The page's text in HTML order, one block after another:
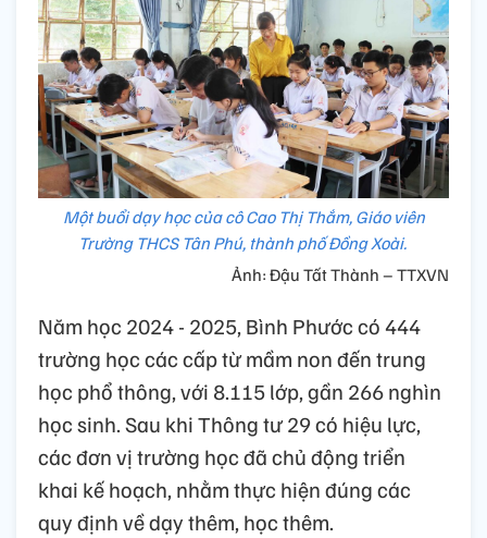
Một buổi dạy học của cô Cao Thị Thắm, Giáo viên
Trường THCS Tân Phú, thành phố Đồng Xoài.
Ảnh: Đậu Tất Thành – TTXVN
Năm học 2024 - 2025, Bình Phước có 444
trường học các cấp từ mầm non đến trung
học phổ thông, với 8.115 lớp, gần 266 nghìn
học sinh. Sau khi Thông tư 29 có hiệu lực,
các đơn vị trường học đã chủ động triển
khai kế hoạch, nhằm thực hiện đúng các
quy định về dạy thêm, học thêm.